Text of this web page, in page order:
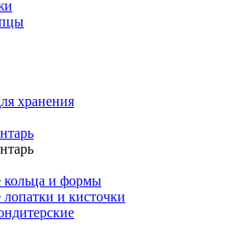
хранения
кольца и формы
и кисточки